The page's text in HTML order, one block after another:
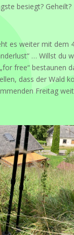
besiegt? Geheilt?
es weiter mit dem
… Willst du
free“ bestaunen
dass der Wald
Freitag